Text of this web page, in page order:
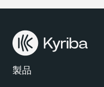
製品